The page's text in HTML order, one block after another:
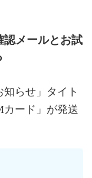
認メールとお試
らせ」タイト
カード」が発送